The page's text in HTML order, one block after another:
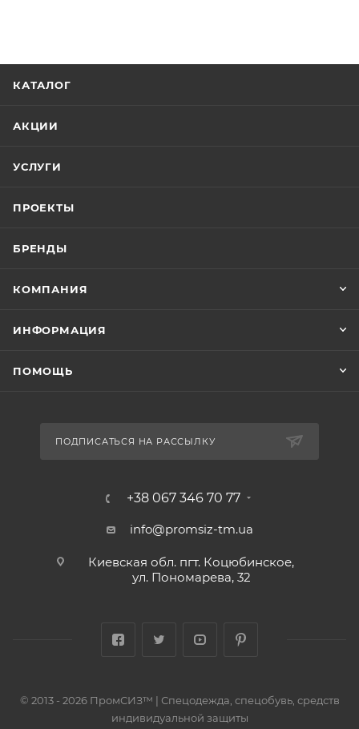
КАТАЛОГ
АКЦИИ
УСЛУГИ
ПРОЕКТЫ
БРЕНДЫ
КОМПАНИЯ
ИНФОРМАЦИЯ
ПОМОЩЬ
ПОДПИСАТЬСЯ НА РАССЫЛКУ
+38 067 346 70 77
info@promsiz-tm.ua
Киевская обл. пгт. Коцюбинское,
ул. Пономарева, 32
© 2013 - 2026 ПромСИЗ™ | Спецодежда, спецобувь, средств
индивидуальной защиты